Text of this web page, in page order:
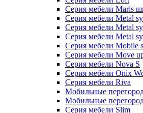
Серия мебели Maris
Серия мебели Metal
Серия мебели Metal
Серия мебели Metal
Серия мебели Mobile
Серия мебели Move
Серия мебели Nova S
Серия мебели Onix
Серия мебели Riva
Мобильные
Мобильные
Серия мебели Slim